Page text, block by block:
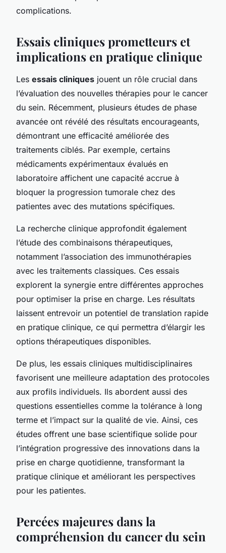
complications.
Essais cliniques prometteurs et
implications en pratique clinique
Les essais cliniques jouent un rôle crucial dans
l’évaluation des nouvelles thérapies pour le cancer
du sein. Récemment, plusieurs études de phase
avancée ont révélé des résultats encourageants,
démontrant une efficacité améliorée des
traitements ciblés. Par exemple, certains
médicaments expérimentaux évalués en
laboratoire affichent une capacité accrue à
bloquer la progression tumorale chez des
patientes avec des mutations spécifiques.
La recherche clinique approfondit également
l’étude des combinaisons thérapeutiques,
notamment l’association des immunothérapies
avec les traitements classiques. Ces essais
explorent la synergie entre différentes approches
pour optimiser la prise en charge. Les résultats
laissent entrevoir un potentiel de translation rapide
en pratique clinique, ce qui permettra d’élargir les
options thérapeutiques disponibles.
De plus, les essais cliniques multidisciplinaires
favorisent une meilleure adaptation des protocoles
aux profils individuels. Ils abordent aussi des
questions essentielles comme la tolérance à long
terme et l’impact sur la qualité de vie. Ainsi, ces
études offrent une base scientifique solide pour
l’intégration progressive des innovations dans la
prise en charge quotidienne, transformant la
pratique clinique et améliorant les perspectives
pour les patientes.
Percées majeures dans la
compréhension du cancer du sein